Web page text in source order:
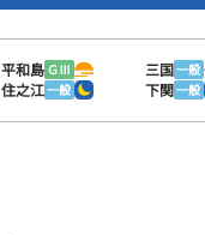
平和島 ＧⅢ 三国一般
住之江一般 下関一般